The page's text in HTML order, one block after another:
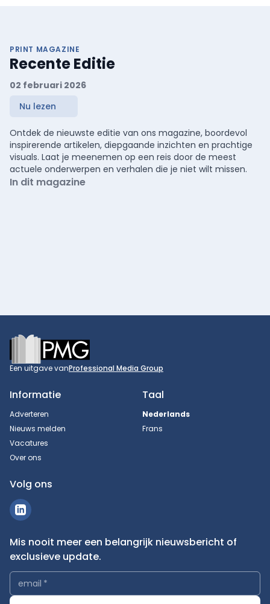
PRINT MAGAZINE
Recente Editie
02 februari 2026
Nu lezen
Ontdek de nieuwste editie van ons magazine, boordevol
inspirerende artikelen, diepgaande inzichten en prachtige
visuals. Laat je meenemen op een reis door de meest
actuele onderwerpen en verhalen die je niet wilt missen.
In dit magazine
Footer
Een uitgave vanProfessional Media Group
Informatie
Adverteren
Nieuws melden
Vacatures
Over ons
Taal
Nederlands
Frans
Volg ons
Mis nooit meer een belangrijk nieuwsbericht of
exclusieve update.
email *